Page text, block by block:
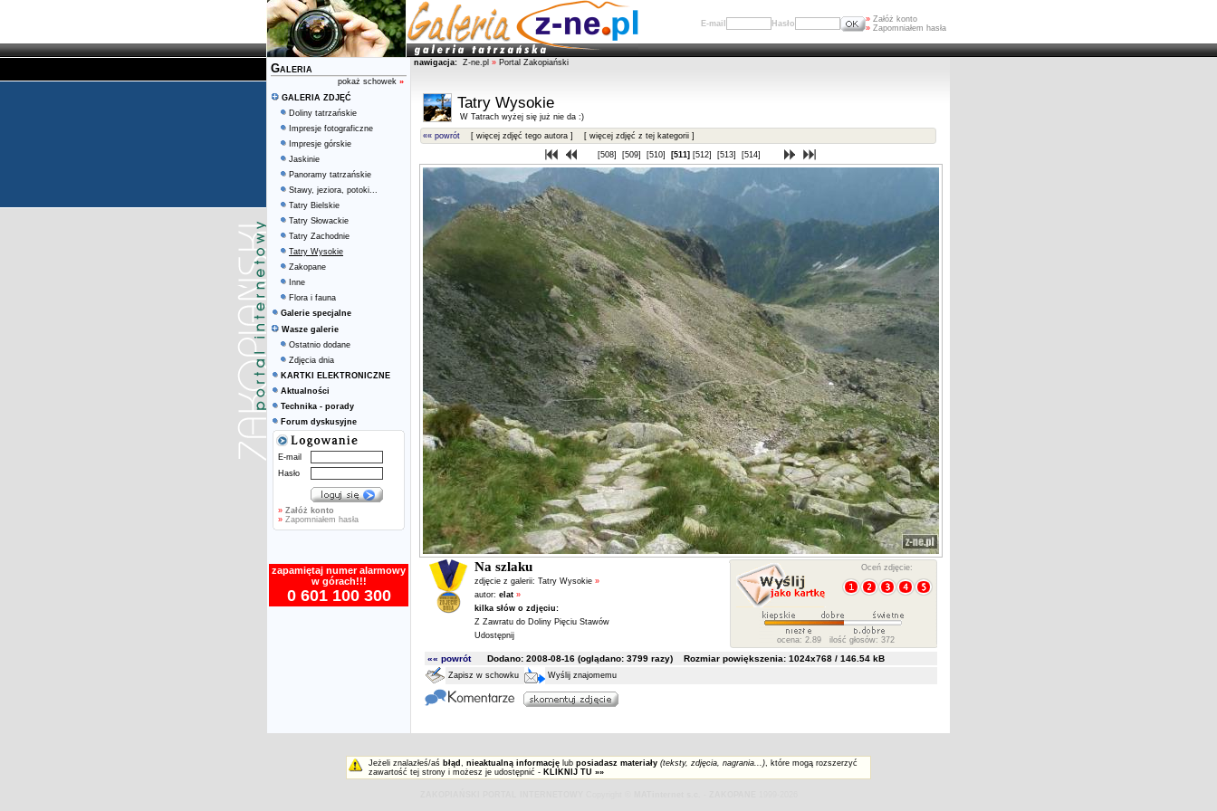
E-mail Hasło » Załóż konto
» Zapomniałem hasła
Galeria
pokaż schowek »
GALERIA ZDJĘĆ
Doliny tatrzańskie
Impresje fotograficzne
Impresje górskie
Jaskinie
Panoramy tatrzańskie
Stawy, jeziora, potoki...
Tatry Bielskie
Tatry Słowackie
Tatry Zachodnie
Tatry Wysokie
Zakopane
Inne
Flora i fauna
Galerie specjalne
Wasze galerie
Ostatnio dodane
Zdjęcia dnia
KARTKI ELEKTRONICZNE
Aktualności
Technika - porady
Forum dyskusyjne
E-mail
Hasło
» Załóż konto
» Zapomniałem hasła
zapamiętaj numer alarmowy
w górach!!!
0 601 100 300
nawigacja: Z-ne.pl » Portal Zakopiański
Tatry Wysokie
W Tatrach wyżej się już nie da :)
«« powrót [ więcej zdjęć tego autora ] [ więcej zdjęć z tej kategorii ]
[508] [509] [510] [511] [512] [513] [514]
Na szlaku
zdjęcie z galerii: Tatry Wysokie »
autor: elat »
kilka słów o zdjęciu:
Z Zawratu do Doliny Pięciu Stawów
Udostępnij
Oceń zdjęcie:
ocena: 2.89 ilość głosów: 372
«« powrótDodano: 2008-08-16 (oglądano: 3799razy) Rozmiar powiększenia: 1024x768 / 146.54 kB
Zapisz w schowku Wyślij znajomemu
Jeżeli znalazłeś/aś błąd , nieaktualną informację lub posiadasz materiały (teksty, zdjęcia, nagrania...), które mogą rozszerzyć
zawartość tej strony i możesz je udostępnić - KLIKNIJ TU »»